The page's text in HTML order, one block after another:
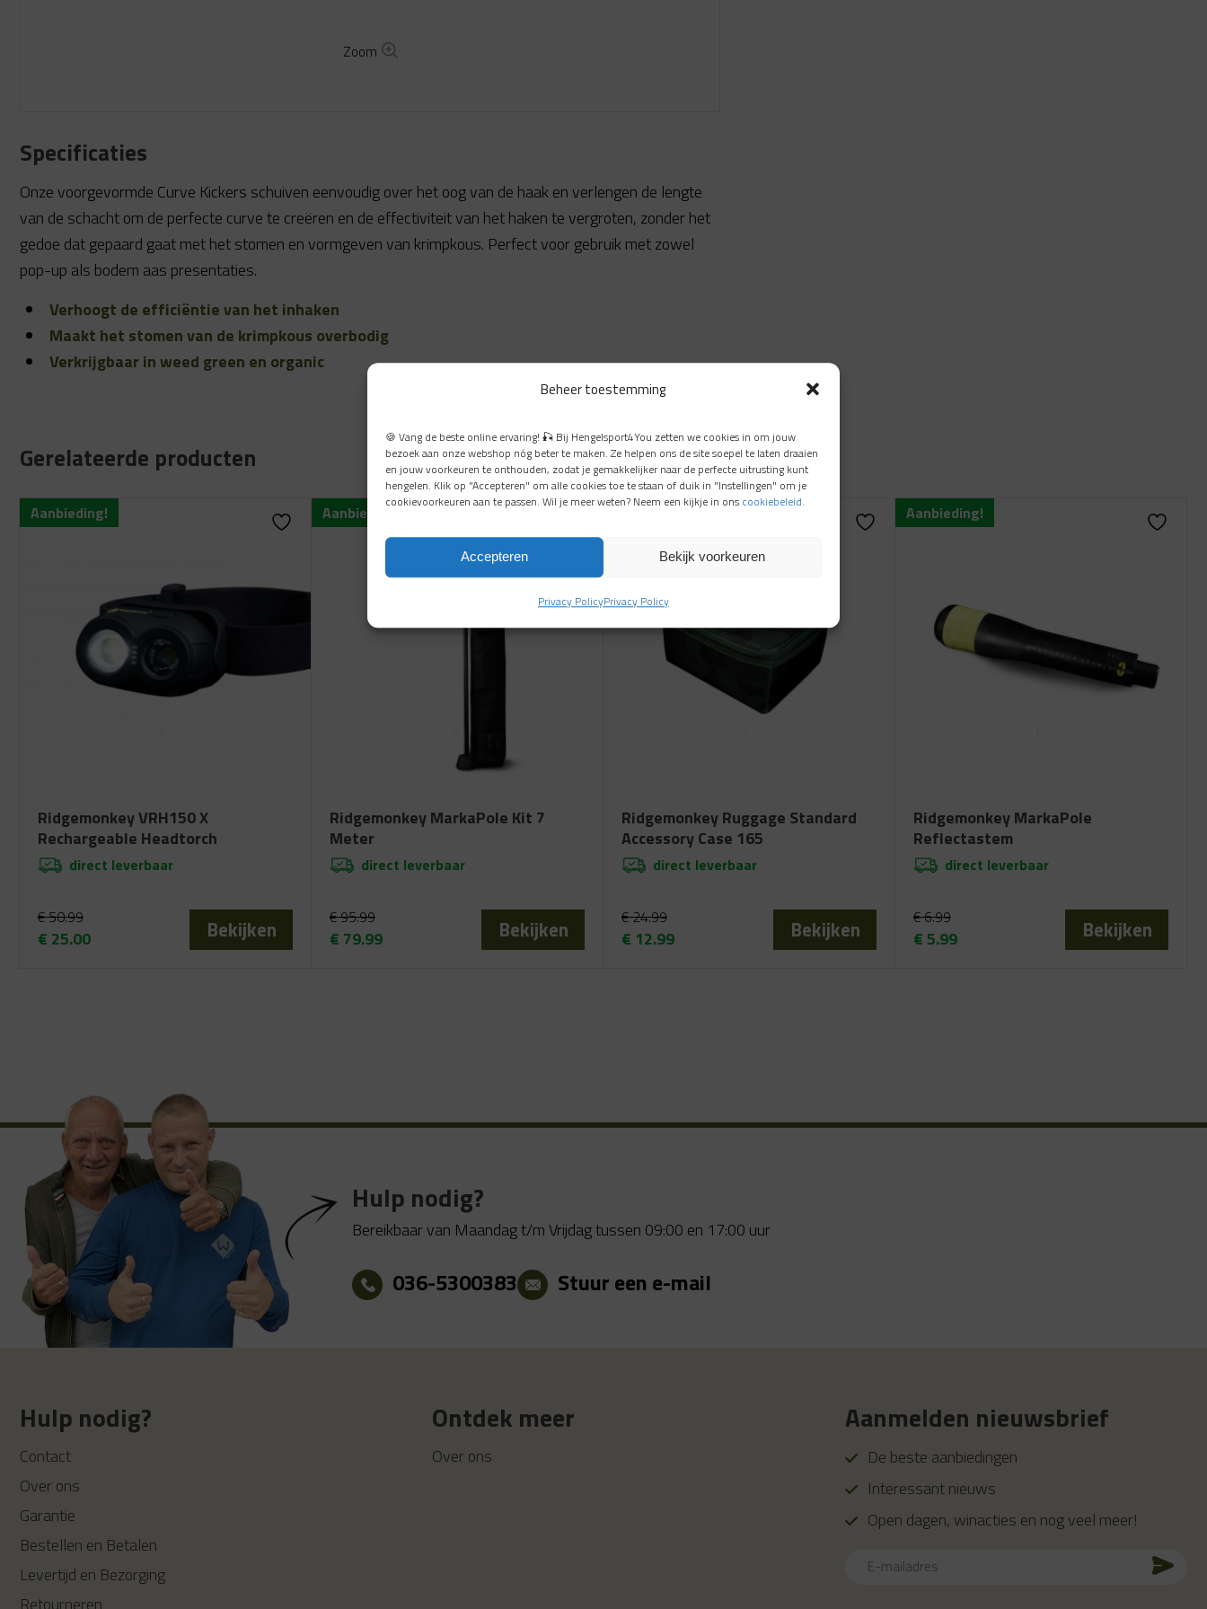
Beheer toestemming
🍪 Vang de beste online ervaring! 🎣 Bij Hengelsport4You zetten we cookies in om jouw
bezoek aan onze webshop nóg beter te maken. Ze helpen ons de site soepel te laten draaien
en jouw voorkeuren te onthouden, zodat je gemakkelijker naar de perfecte uitrusting kunt
hengelen. Klik op "Accepteren" om alle cookies toe te staan of duik in "Instellingen" om je
cookievoorkeuren aan te passen. Wil je meer weten? Neem een kijkje in ons cookiebeleid.
Accepteren Bekijk voorkeuren
Privacy PolicyPrivacy Policy
Zoom
Specificaties
Onze voorgevormde Curve Kickers schuiven eenvoudig over het oog van de haak en verlengen de lengte
van de schacht om de perfecte curve te creëren en de effectiviteit van het haken te vergroten, zonder het
gedoe dat gepaard gaat met het stomen en vormgeven van krimpkous. Perfect voor gebruik met zowel
pop-up als bodem aas presentaties.
Verhoogt de efficiëntie van het inhaken
Maakt het stomen van de krimpkous overbodig
Verkrijgbaar in weed green en organic
Gerelateerde producten
Ridgemonkey VRH150 X
Rechargeable Headtorch
direct leverbaar
€50.99
€ 25.00
Aanbieding!
Bekijken
Ridgemonkey MarkaPole Kit 7
Meter
direct leverbaar
€95.99
€ 79.99
Aanbieding!
Bekijken
Ridgemonkey Ruggage Standard
Accessory Case 165
direct leverbaar
€24.99
€ 12.99
Aanbieding!
Bekijken
Ridgemonkey MarkaPole
Reflectastem
direct leverbaar
€6.99
€5.99
Aanbieding!
Bekijken
Hulp nodig?
Bereikbaar van Maandag t/m Vrijdag tussen 09:00 en 17:00 uur
036-5300383 Stuur een e-mail
Hulp nodig?
Contact
Over ons
Garantie
Bestellen en Betalen
Levertijd en Bezorging
Ontdek meer
Over ons
Aanmelden nieuwsbrief
De beste aanbiedingen
Interessant nieuws
Open dagen, winacties en nog veel meer!